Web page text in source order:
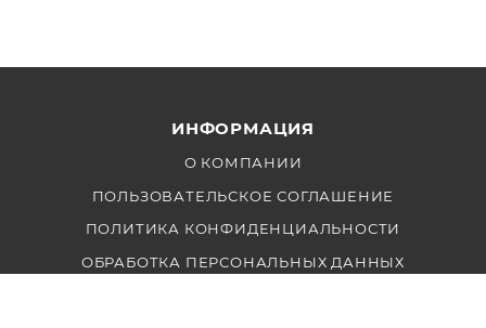
ИНФОРМАЦИЯ
О КОМПАНИИ
ПОЛЬЗОВАТЕЛЬСКОЕ СОГЛАШЕНИЕ
ПОЛИТИКА КОНФИДЕНЦИАЛЬНОСТИ
ОБРАБОТКА ПЕРСОНАЛЬНЫХ ДАННЫХ